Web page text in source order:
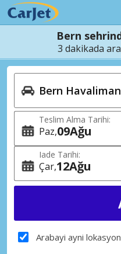
Bern
3 dakikada
Teslim Alma Tarihi:
Paz 09Ağu
Iade Tarihi:
Çar 12Ağu
Arabayi ayni